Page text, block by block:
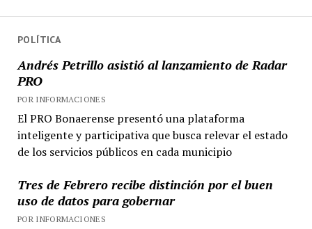
POLÍTICA
Andrés Petrillo asistió al lanzamiento de Radar
PRO
POR INFORMACIONES
El PRO Bonaerense presentó una plataforma
inteligente y participativa que busca relevar el estado
de los servicios públicos en cada municipio
Tres de Febrero recibe distinción por el buen
uso de datos para gobernar
POR INFORMACIONES